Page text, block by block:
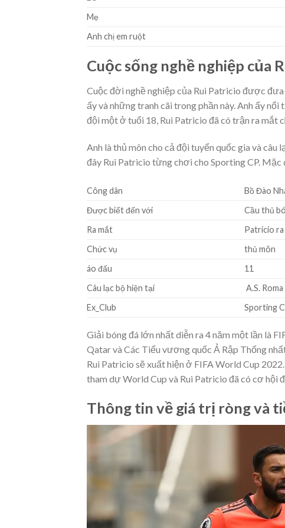
Mẹ
Anh chị em ruột
Cuộc sống nghề nghiệp của
Cuộc đời nghề nghiệp của Rui Patricio được
ấy và những tranh cãi trong phần này. Anh ấy
đội một ở tuổi 18, Rui Patricio đã có trận ra mắt
Anh là thủ môn cho cả đội tuyển quốc gia và câu
đây Rui Patricio từng chơi cho Sporting CP. Mặc
Công dân
Bồ Đào
Được biết đến với
Cầu thủ
Ra mắt
Patricio
Chức vụ
thủ môn
áo đấu
11
Câu lạc bộ hiện tại
A.S. Roma
Ex_Club
Sporting
Giải bóng đá lớn nhất diễn ra 4 năm một lần là
Qatar và Các Tiểu vương quốc Ả Rập Thống
Rui Patricio sẽ xuất hiện ở FIFA World Cup
tham dự World Cup và Rui Patricio đã có cơ hội
Thông tin về giá trị ròng và